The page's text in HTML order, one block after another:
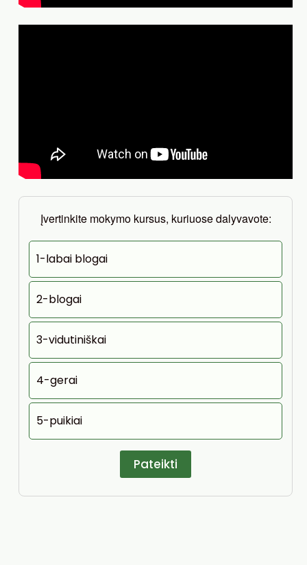
Įvertinkite mokymo kursus, kuriuose dalyvavote:
1-labai blogai
2-blogai
3-vidutiniškai
4-gerai
5-puikiai